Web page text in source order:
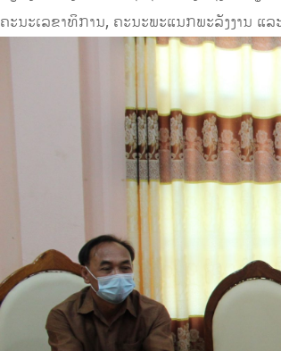
ຄະນະເລຂາທິການ, ຄະນະພະແນກພະລັງງານ